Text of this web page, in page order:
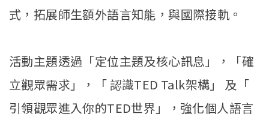
式，拓展師生額外語言知能，與國際接軌。
活動主題透過「定位主題及核心訊息」，「確
立觀眾需求」，「 認識TED Talk架構」 及「
引領觀眾進入你的TED世界」，強化個人語言